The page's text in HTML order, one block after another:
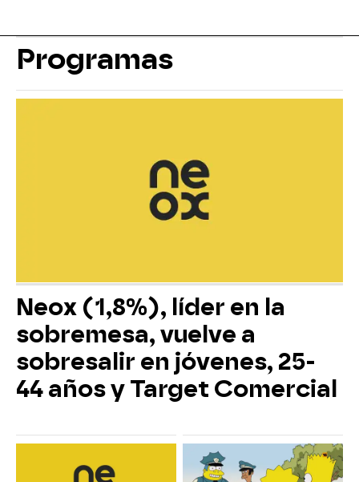
Programas
Neox (1,8%), líder en la
sobremesa, vuelve a
sobresalir en jóvenes, 25-
44 años y Target Comercial